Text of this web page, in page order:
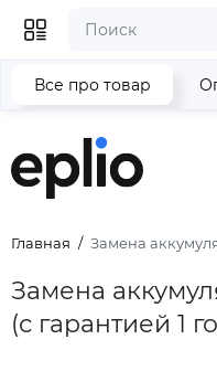
Главная Замена
Замена
(с гарантией 1
Все про товар